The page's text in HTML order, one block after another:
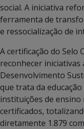
social. A iniciativa
ferramenta de
e ressocialização de
A certificação do Selo
reconhecer iniciativas
Desenvolvimento
que trata da educação
instituições de
certificados,
diretamente 1.879